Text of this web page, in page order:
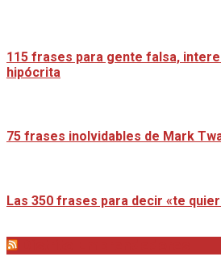
115 frases para gente falsa,
hipócrita
75 frases inolvidables de Mark
Las 350 frases para decir «te